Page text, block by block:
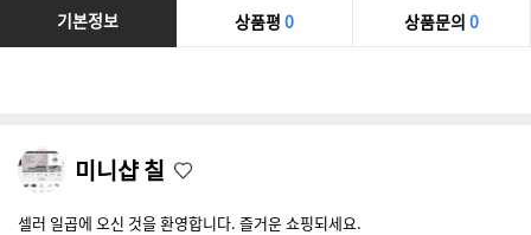
기본정보 상품평 0 상품문의 0
미니샵 칠
셀러 일곱에 오신 것을 환영합니다. 즐거운 쇼핑되세요.